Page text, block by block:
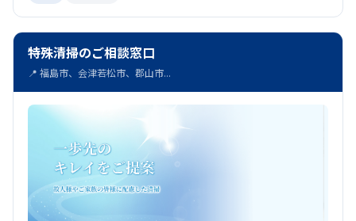
特殊清掃のご相談窓口
📍 福島市、会津若松市、郡山市...